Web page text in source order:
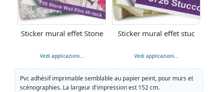
Sticker mural effet Stone
Vedi applicazioni...
Sticker mural effet stuc
Vedi applicazioni...
Pvc adhésif imprimable semblable au papier peint, pour murs et
scénographies. La largeur d'impression est 152 cm.